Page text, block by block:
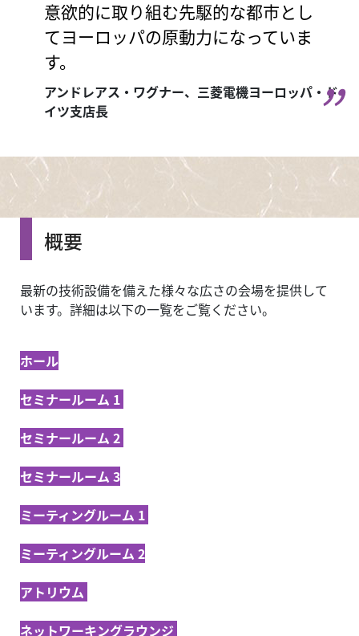
意欲的に取り組む先駆的な都市とし
てヨーロッパの原動力になっていま
す。
アンドレアス・ワグナー、三菱電機ヨーロッパ・ド
イツ支店長
概要
最新の技術設備を備えた様々な広さの会場を提供して
います。詳細は以下の一覧をご覧ください。
ホール
セミナールーム 1
セミナールーム 2
セミナールーム 3
ミーティングルーム 1
ミーティングルーム 2
アトリウム
ネットワーキングラウンジ